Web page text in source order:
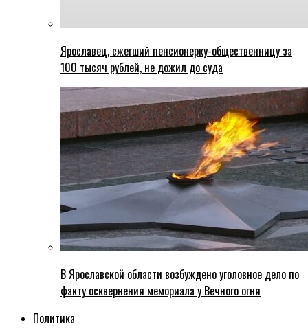
Ярославец, сжегший пенсионерку-общественницу за
100 тысяч рублей, не дожил до суда
В Ярославской области возбуждено уголовное дело по
факту осквернения мемориала у Вечного огня
Политика